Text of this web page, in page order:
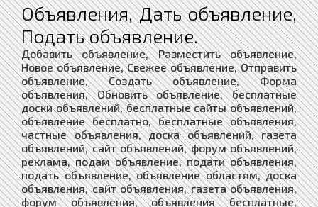
Объявления, Дать объявление,
Подать объявление.
Добавить объявление, Разместить объявление,
Новое объявление, Свежее объявление, Отправить
объявление, Создать объявление, Форма
объявления, Обновить объявление, бесплатные
доски объявлений, бесплатные сайты объявлений,
объявление бесплатно, бесплатные объявления,
частные объявления, доска объявлений, газета
объявлений, сайт объявлений, форум объявлений,
реклама, подам объявление, подати объявления,
подать объявление, объявление областям, доска
объявления, сайт объявления, газета объявления,
форум объявления, объявления бесплатные,